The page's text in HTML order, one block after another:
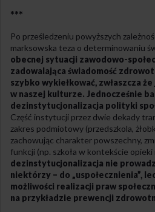
***
Po prześledzeniu powyższych
marksowska teza o determinowaniu
obecnej sytuacji zawodowo-
zadowalająca świadomość
szybko wykiełkować, zwłaszcza
w naszej kulturze. Jednocześnie
dezinstytucjonalizacja polityki
Część instytucji przez dwie dekady
zakres podmiotowy (przedszkola,
zachowując charakter powszechny,
funkcji (np. szkoła w kontekście opieki
dezinstytucjonalizacja nie
niektórzy – do „uspołecznienia”,
możliwości realizacji praw
na przykładzie prewencji